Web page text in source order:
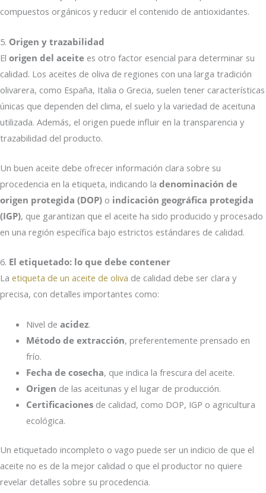
compuestos orgánicos y reducir el contenido de antioxidantes.
5. Origen y trazabilidad
El origen del aceite es otro factor esencial para determinar su
calidad. Los aceites de oliva de regiones con una larga tradición
olivarera, como España, Italia o Grecia, suelen tener características
únicas que dependen del clima, el suelo y la variedad de aceituna
utilizada. Además, el origen puede influir en la transparencia y
trazabilidad del producto.
Un buen aceite debe ofrecer información clara sobre su
procedencia en la etiqueta, indicando la denominación de
origen protegida (DOP) o indicación geográfica protegida
(IGP), que garantizan que el aceite ha sido producido y procesado
en una región específica bajo estrictos estándares de calidad.
6. El etiquetado: lo que debe contener
La etiqueta de un aceite de oliva de calidad debe ser clara y
precisa, con detalles importantes como:
Nivel de acidez.
Método de extracción, preferentemente prensado en
frío.
Fecha de cosecha, que indica la frescura del aceite.
Origen de las aceitunas y el lugar de producción.
Certificacionesde calidad, como DOP, IGP o agricultura
ecológica.
Un etiquetado incompleto o vago puede ser un indicio de que el
aceite no es de la mejor calidad o que el productor no quiere
revelar detalles sobre su procedencia.